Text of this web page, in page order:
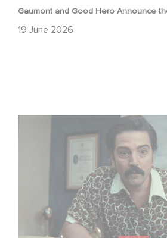
Gaumont and Good Hero Announce
19 June 2026
Mexico 86 is now streaming on